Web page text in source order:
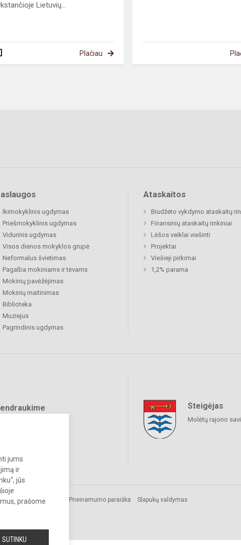
jums
ir
jūs
prašome
SUTINKU
Lietuvių...
Plačiau
Ikimokyklinis ugdymas
Priešmokyklinis ugdymas
Vidurinis ugdymas
Visos dienos mokyklos grupė
Neformalus švietimas
Pagalba mokiniams ir tėvams
Mokinių pavėžėjimas
Mokinių maitinimas
Biblioteka
Muziejus
Pagrindinis ugdymas
Ataskaitos
Biudžeto vykdymo ataskaitų
Finansinių ataskaitų rinkiniai
Lėšos veiklai viešinti
Projektai
Viešieji pirkimai
1,2% parama
Steigėjas
Molėtų rajono
teisės
Prieinamumo paraiška Slapukų valdymas